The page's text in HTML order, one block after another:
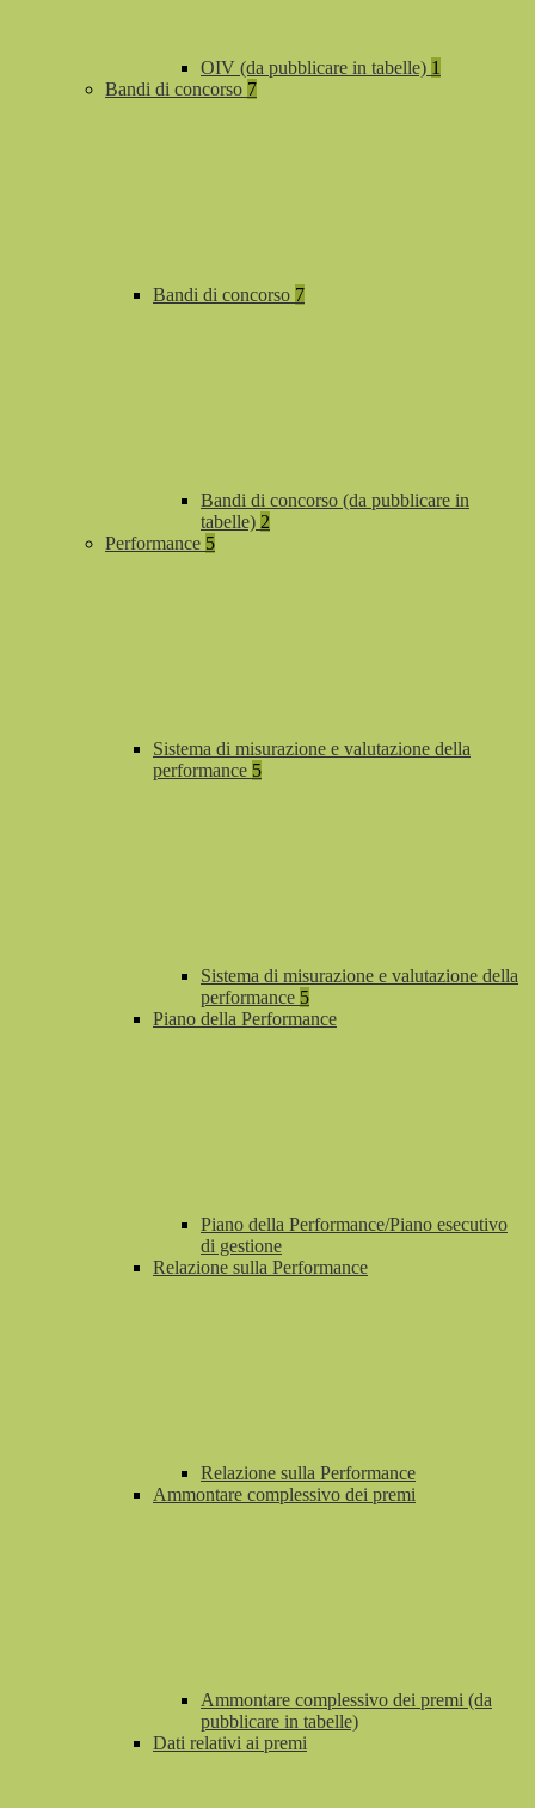
OIV (da pubblicare in tabelle) 1
Bandi di concorso 7
Bandi di concorso 7
Bandi di concorso (da pubblicare in
tabelle) 2
Performance 5
Sistema di misurazione e valutazione della
performance 5
Sistema di misurazione e valutazione della
performance 5
Piano della Performance
Piano della Performance/Piano esecutivo
di gestione
Relazione sulla Performance
Relazione sulla Performance
Ammontare complessivo dei premi
Ammontare complessivo dei premi (da
pubblicare in tabelle)
Dati relativi ai premi